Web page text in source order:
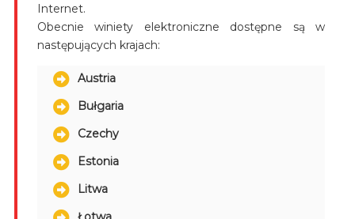
Internet.
Obecnie winiety elektroniczne dostępne są w
następujących krajach:
Austria
Bułgaria
Czechy
Estonia
Litwa